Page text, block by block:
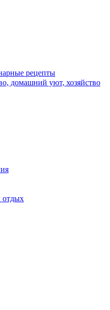
рецепты
домашний уют, хозяйство
отдых